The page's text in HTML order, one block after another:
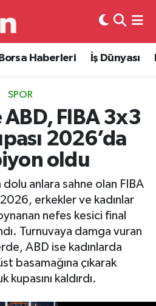
Borsa Haberleri İş Dünyası
SPOR
ABD, FIBA 3x3
2026’da
oldu
anlara sahne olan FIBA
erkekler ve kadınlar
nefes kesici final
Turnuvaya damga vuran
ABD ise kadınlarda
basamağına çıkarak
kupasını kaldırdı.
ve Fikstür